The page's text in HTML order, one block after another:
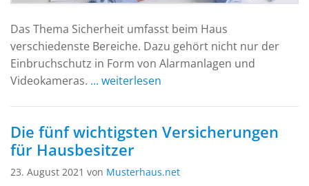
Das Thema Sicherheit umfasst beim Haus
verschiedenste Bereiche. Dazu gehört nicht nur der
Einbruchschutz in Form von Alarmanlagen und
Videokameras. ... weiterlesen
Die fünf wichtigsten Versicherungen
für Hausbesitzer
23. August 2021 von Musterhaus.net